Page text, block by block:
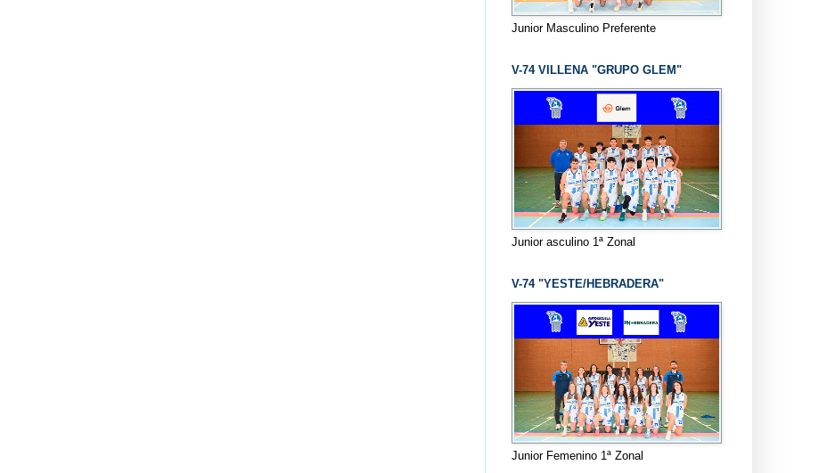
Junior Masculino Preferente
V-74 VILLENA "GRUPO GLEM"
Junior asculino 1ª Zonal
V-74 "YESTE/HEBRADERA"
Junior Femenino 1ª Zonal